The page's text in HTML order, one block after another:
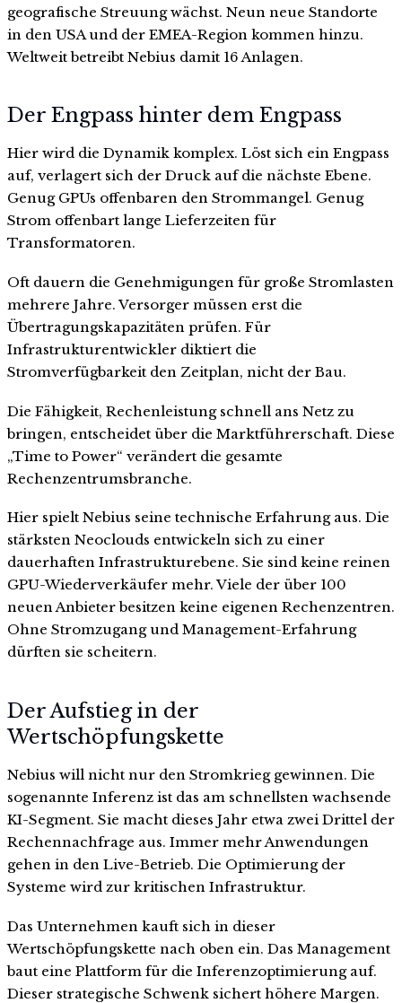
geografische Streuung wächst. Neun neue Standorte
in den USA und der EMEA-Region kommen hinzu.
Weltweit betreibt Nebius damit 16 Anlagen.
Der Engpass hinter dem Engpass
Hier wird die Dynamik komplex. Löst sich ein Engpass
auf, verlagert sich der Druck auf die nächste Ebene.
Genug GPUs offenbaren den Strommangel. Genug
Strom offenbart lange Lieferzeiten für
Transformatoren.
Oft dauern die Genehmigungen für große Stromlasten
mehrere Jahre. Versorger müssen erst die
Übertragungskapazitäten prüfen. Für
Infrastrukturentwickler diktiert die
Stromverfügbarkeit den Zeitplan, nicht der Bau.
Die Fähigkeit, Rechenleistung schnell ans Netz zu
bringen, entscheidet über die Marktführerschaft. Diese
„Time to Power“ verändert die gesamte
Rechenzentrumsbranche.
Hier spielt Nebius seine technische Erfahrung aus. Die
stärksten Neoclouds entwickeln sich zu einer
dauerhaften Infrastrukturebene. Sie sind keine reinen
GPU-Wiederverkäufer mehr. Viele der über 100
neuen Anbieter besitzen keine eigenen Rechenzentren.
Ohne Stromzugang und Management-Erfahrung
dürften sie scheitern.
Der Aufstieg in der
Wertschöpfungskette
Nebius will nicht nur den Stromkrieg gewinnen. Die
sogenannte Inferenz ist das am schnellsten wachsende
KI-Segment. Sie macht dieses Jahr etwa zwei Drittel der
Rechennachfrage aus. Immer mehr Anwendungen
gehen in den Live-Betrieb. Die Optimierung der
Systeme wird zur kritischen Infrastruktur.
Das Unternehmen kauft sich in dieser
Wertschöpfungskette nach oben ein. Das Management
baut eine Plattform für die Inferenzoptimierung auf.
Dieser strategische Schwenk sichert höhere Margen.